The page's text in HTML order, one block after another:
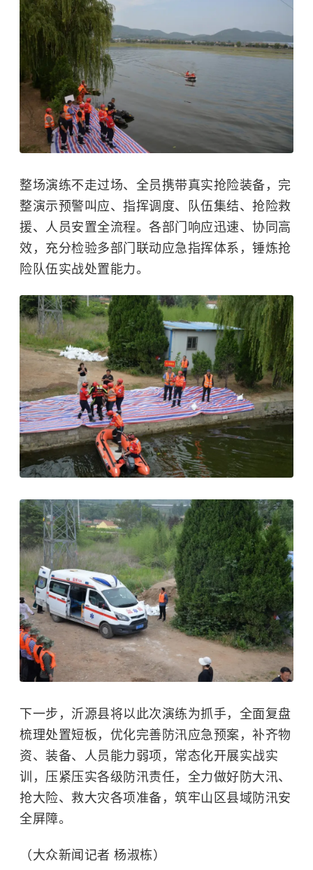
整场演练不走过场、全员携带真实抢险装备，完
整演示预警叫应、指挥调度、队伍集结、抢险救
援、人员安置全流程。各部门响应迅速、协同高
效，充分检验多部门联动应急指挥体系，锤炼抢
险队伍实战处置能力。
下一步，沂源县将以此次演练为抓手，全面复盘
梳理处置短板，优化完善防汛应急预案，补齐物
资、装备、人员能力弱项，常态化开展实战实
训，压紧压实各级防汛责任，全力做好防大汛、
抢大险、救大灾各项准备，筑牢山区县域防汛安
全屏障。
（大众新闻记者 杨淑栋）